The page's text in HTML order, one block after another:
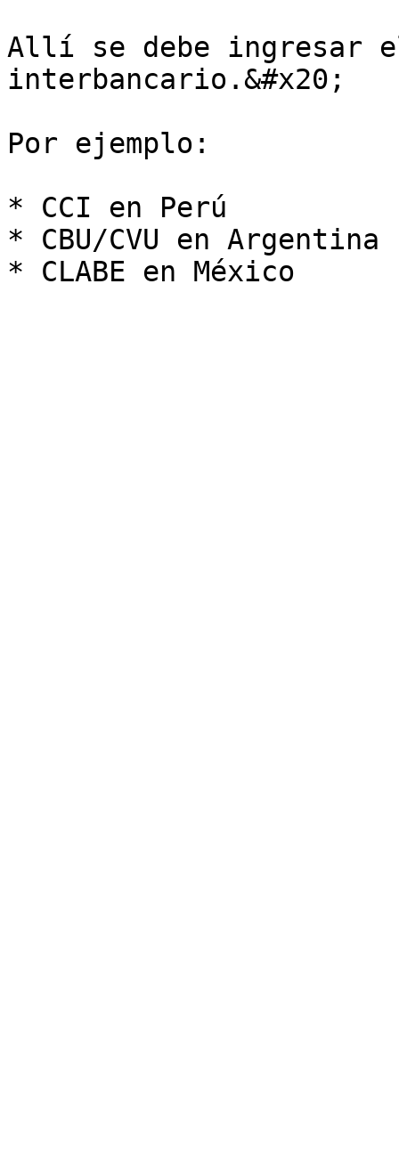
Allí se debe ingresar
interbancario.&#x20;
Por ejemplo:
* CCI en Perú
* CBU/CVU en Argentina